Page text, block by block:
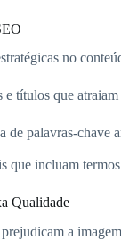
no
e títulos que
de palavras-chave
que incluam termos
Qualidade
a